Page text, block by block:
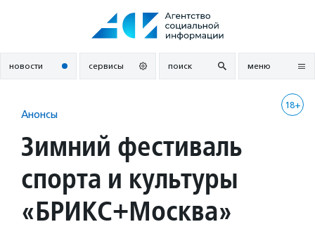
новости сервисы поиск меню
18+
Анонсы
Зимний фестиваль
спорта и культуры
«БРИКС+Москва»